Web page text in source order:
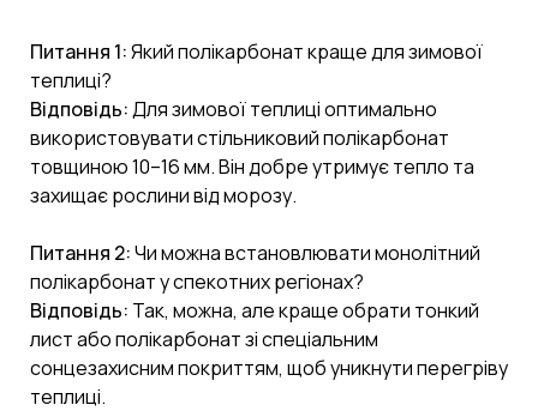
Питання 1:Який полікарбонат краще для зимової
теплиці?
Відповідь:Для зимової теплиці оптимально
використовувати стільниковий полікарбонат
товщиною 10–16 мм. Він добре утримує тепло та
захищає рослини від морозу.
Питання 2:Чи можна встановлювати монолітний
полікарбонат у спекотних регіонах?
Відповідь: Так, можна, але краще обрати тонкий
лист або полікарбонат зі спеціальним
сонцезахисним покриттям, щоб уникнути перегріву
теплиці.